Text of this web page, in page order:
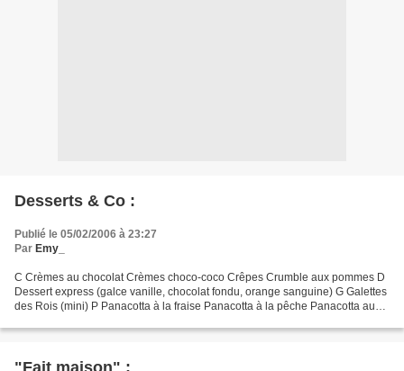
Desserts & Co :
Publié le 05/02/2006 à 23:27
Par Emy_
C Crèmes au chocolat Crèmes choco-coco Crêpes Crumble aux pommes D
Dessert express (galce vanille, chocolat fondu, orange sanguine) G Galettes
des Rois (mini) P Panacotta à la fraise Panacotta à la pêche Panacotta aux
"Fait maison" :